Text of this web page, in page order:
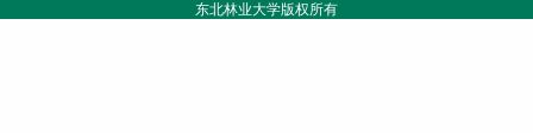
东北林业大学版权所有